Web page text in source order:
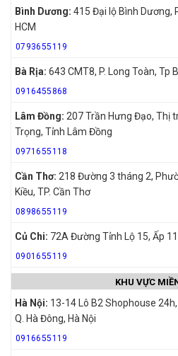
Bình Dương: 415 Đại lộ Bình Dương,
HCM
0793655119
Bà Rịa: 643 CMT8, P. Long Toàn, Tp
0916455868
Lâm Đồng: 207 Trần Hưng Đạo, Thị
Trọng, Tỉnh Lâm Đồng
0971655118
Cần Thơ: 218 Đường 3 tháng 2,
Kiều, TP. Cần Thơ
0898655119
Củ Chi: 72A Đường Tỉnh Lộ 15, Ấp
0901655119
KHU VỰC
Hà Nội: 13-14 Lô B2 Shophouse
Q. Hà Đông, Hà Nội
0916655119